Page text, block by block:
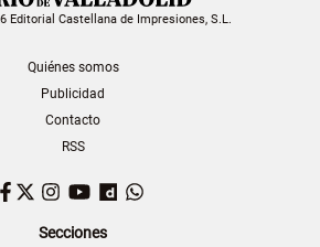
Editorial Castellana de Impresiones, S.L.
Quiénes somos
Publicidad
Contacto
RSS
Facebook
TwitterInstagram
YouTubeDailymotion
Secciones